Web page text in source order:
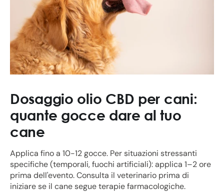
Dosaggio olio CBD per cani:
quante gocce dare al tuo
cane
Applica fino a 10-12 gocce. Per situazioni stressanti
specifiche (temporali, fuochi artificiali): applica 1–2 ore
prima dell'evento. Consulta il veterinario prima di
iniziare se il cane segue terapie farmacologiche.